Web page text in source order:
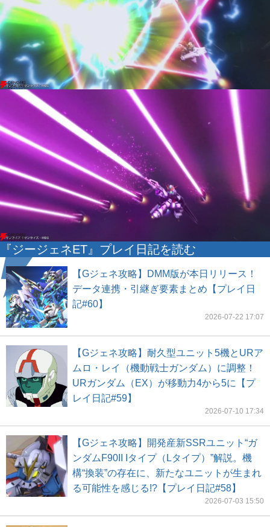
『ジージェネET』プレイ日記を読む
【Gジェネ攻略】DMM版が本日リリース！
データ連携・引継ぎ要素まとめ【プレイ日
記#60】
2026-07-22 17:07
【Gジェネ攻略】耐久型ユニット5機とURア
ムロ・レイ（機動戦士ガンダム）に調整！
URガンダム（EX）が移動力4から5に【プ
レイ日記#59】
2026-07-10 17:34
【Gジェネ攻略】開発産新SSRユニット“ガ
ンダムF90II Iタイプ（Lタイプ）”解説。機
構“換装”の存在に、新たなユニットが生まれ
る可能性を感じる!?【プレイ日記#58】
2026-07-03 15:50